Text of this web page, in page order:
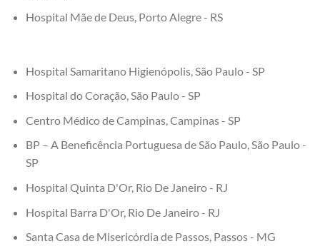
Hospital Mãe de Deus, Porto Alegre - RS
Hospital Samaritano Higienópolis, São Paulo - SP
Hospital do Coração, São Paulo - SP
Centro Médico de Campinas, Campinas - SP
BP – A Beneficência Portuguesa de São Paulo, São Paulo -
SP
Hospital Quinta D'Or, Rio De Janeiro - RJ
Hospital Barra D'Or, Rio De Janeiro - RJ
Santa Casa de Misericórdia de Passos, Passos - MG